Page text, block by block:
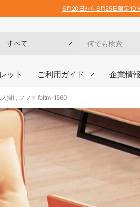
6月20日から6月25日限定10
索
ット ご利用ガイド 企業情報
掛けソファ foltm-1560